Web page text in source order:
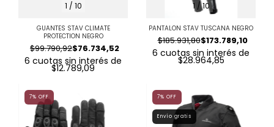
1 / 10
GUANTES STAV CLIMATE
PROTECTION NEGRO
$76.734,52
$99.790,92
6 cuotas sin interés de
$12.789,09
1/10
PANTALON STAV TUSCANA NEGRO
$173.789,10
$185.931,80
6 cuotas sin interés de
$28.964,85
7% OFF 7% OFF
Envío gratis